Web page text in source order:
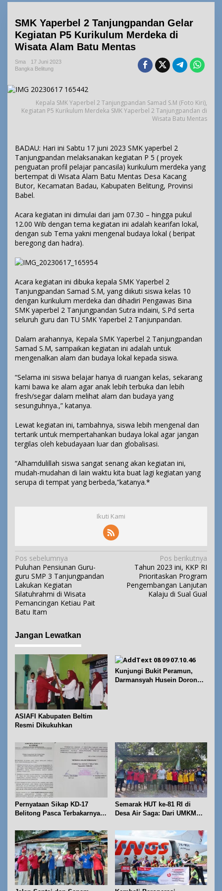
SMK Yaperbel 2 Tanjungpandan Gelar
Kegiatan P5 Kurikulum Merdeka di
Wisata Alam Batu Mentas
Sma
17 Juni 2023
Bangka Belitung
Kepala SMK Yaperbel 2 Tanjungpandan Samad S.M (Foto Kiri),
Kegiatan P5 Kurikulum Merdeka SMK Yaperbel 2 Tanjungpandan di
Wisata Batu Mentas
BADAU: Hari ini Sabtu 17 juni 2023 SMK yaperbel 2
Tanjungpandan melaksanakan kegiatan P 5 ( proyek
penguatan profil pelajar pancasila) kurikulum merdeka yang
bertempat di Wisata Alam Batu Mentas Desa Kacang
Butor, Kecamatan Badau, Kabupaten Belitung, Provinsi
Babel.
Acara kegiatan ini dimulai dari jam 07.30 – hingga pukul
12.00 Wib dengan tema kegiatan ini adalah kearifan lokal,
dengan sub Tema yakni mengenal budaya lokal ( beripat
beregong dan hadra).
Acara kegiatan ini dibuka kepala SMK Yaperbel 2
Tanjungpandan Samad S.M, yang diikuti siswa kelas 10
dengan kurikulum merdeka dan dihadiri Pengawas Bina
SMK yaperbel 2 Tanjungpandan Sutra indaini, S.Pd serta
seluruh guru dan TU SMK Yaperbel 2 Tanjunpandan.
Dalam arahannya, Kepala SMK Yaperbel 2 Tanjungpandan
Samad S.M, sampaikan kegiatan ini adalah untuk
mengenalkan alam dan budaya lokal kepada siswa.
“Selama ini siswa belajar hanya di ruangan kelas, sekarang
kami bawa ke alam agar anak lebih terbuka dan lebih
fresh/segar dalam melihat alam dan budaya yang
sesunguhnya.,” katanya.
Lewat kegiatan ini, tambahnya, siswa lebih mengenal dan
tertarik untuk mempertahankan budaya lokal agar jangan
tergilas oleh kebudayaan luar dan globalisasi.
“Alhamdulillah siswa sangat senang akan kegiatan ini,
mudah-mudahan di lain waktu kita buat lagi kegiatan yang
serupa di tempat yang berbeda,”katanya.*
Ikuti Kami
N
a
v
i
g
s
i
p
s
Pos sebelumnya
Puluhan Pensiunan Guru-
guru SMP 3 Tanjungpandan
Lakukan Kegiatan
Silatuhrahmi di Wisata
Pemancingan Ketiau Pait
Batu Itam
Pos berikutnya
Tahun 2023 ini, KKP RI
Prioritaskan Program
Pengembangan Lanjutan
Kalaju di Sual Gual
Jangan Lewatkan
ASIAFI Kabupaten Beltim
Resmi Dikukuhkan
Kunjungi Bukit Peramun,
Darmansyah Husein Dorong
Pernyataan Sikap KD-17
Belitong Pasca Terbakarnya
Semarak HUT ke-81 RI di
Desa Air Saga: Dari UMKM